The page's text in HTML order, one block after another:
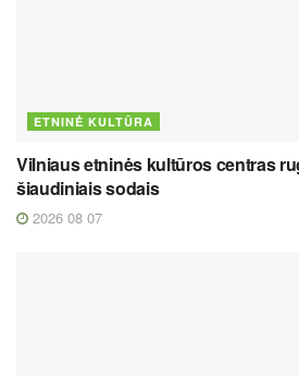
ETNINĖ KULTŪRA
Vilniaus etninės kultūros centras
šiaudiniais sodais
2026 08 07